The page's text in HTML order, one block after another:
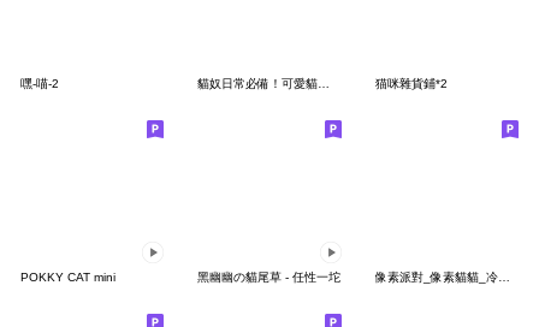
嘿-喵-2 猫咪雜貨鋪*2
POKKY CAT mini 黑幽幽の貓尾草 - 任性一坨 像素派對_像素貓貓_冷涼咖好